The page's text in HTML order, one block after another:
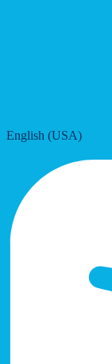
English (USA)